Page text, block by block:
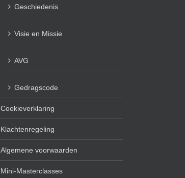
Geschiedenis
Visie en Missie
AVG
Gedragscode
Cookieverklaring
Klachtenregeling
Algemene voorwaarden
Mini-Masterclasses